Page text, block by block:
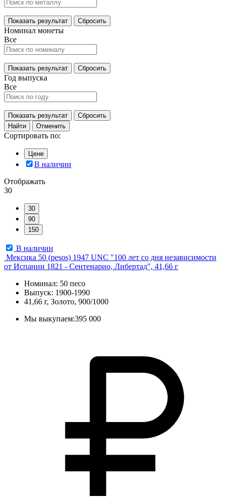
Показать результат Сбросить
Номинал монеты
Все
Показать результат Сбросить
Год выпуска
Все
Показать результат
Сбросить
Найти
Отменить
Сортировать по:
Цене
В наличии
Отображать
30
30
90
150
В наличии
Мексика 50 (pesos) 1947 UNC "100 лет со дня независимости
от Испании 1821 - Сентенарио, Либертад", 41,66 г
Номинал: 50 песо
Выпуск: 1900-1990
41,66 г, Золото, 900/1000
Мы выкупаем:395 000